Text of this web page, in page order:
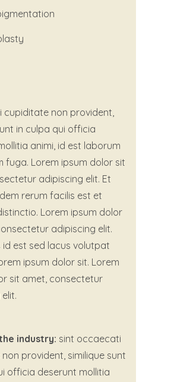
cupiditate non provident,
in culpa qui officia
animi, id est laborum
fuga. Lorem ipsum dolor sit
adipiscing elit. Et
rerum facilis est et
Lorem ipsum dolor
adipiscing elit.
id est sed lacus volutpat
ipsum dolor sit. Lorem
sit amet, consectetur
industry: sint occaecati
provident, similique sunt
officia deserunt mollitia